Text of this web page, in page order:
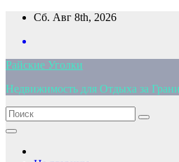
Перейти
содержимому
Сб. Авг 8th, 2026
Райские Уголки
Недвижимость для Отдыха за